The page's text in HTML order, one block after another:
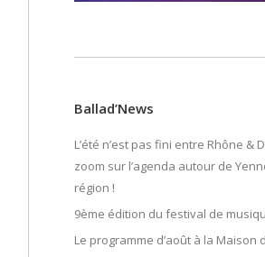
Ballad’News
L’été n’est pas fini entre Rhône &
zoom sur l’agenda autour de
région !
9ème édition du festival de
Le programme d’août à la Maison